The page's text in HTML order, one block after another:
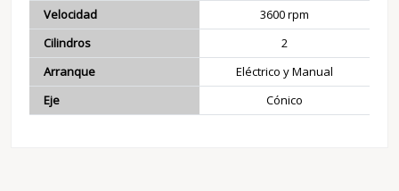
Velocidad
3600 rpm
Cilindros
2
Arranque
Eléctrico y Manual
Eje
Cónico